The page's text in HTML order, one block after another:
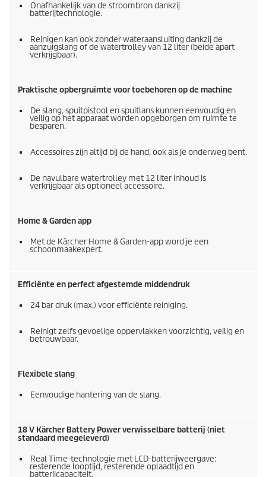
Onafhankelijk van de stroombron dankzij
batterijtechnologie.
Reinigen kan ook zonder wateraansluiting dankzij de
aanzuigslang of de watertrolley van 12 liter (beide apart
verkrijgbaar).
Praktische opbergruimte voor toebehoren op de machine
De slang, spuitpistool en spuitlans kunnen eenvoudig en
veilig op het apparaat worden opgeborgen om ruimte te
besparen.
Accessoires zijn altijd bij de hand, ook als je onderweg bent.
De navulbare watertrolley met 12 liter inhoud is
verkrijgbaar als optioneel accessoire.
Home & Garden app
Met de Kärcher Home & Garden-app word je een
schoonmaakexpert.
Efficiënte en perfect afgestemde middendruk
24 bar druk (max.) voor efficiënte reiniging.
Reinigt zelfs gevoelige oppervlakken voorzichtig, veilig en
betrouwbaar.
Flexibele slang
Eenvoudige hantering van de slang.
18 V Kärcher Battery Power verwisselbare batterij (niet
standaard meegeleverd)
Real Time-technologie met LCD-batterijweergave:
resterende looptijd, resterende oplaadtijd en
batterijcapaciteit.